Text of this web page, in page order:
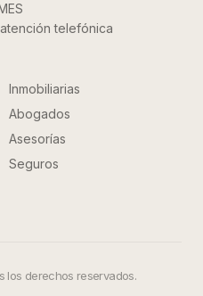
telefónica
Inmobiliarias
Abogados
Asesorías
Seguros
los derechos reservados.